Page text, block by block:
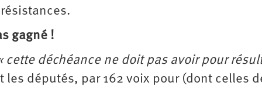
gagné !
cette déchéance ne doit pas avoir pour
les députés, par 162 voix pour (dont celles